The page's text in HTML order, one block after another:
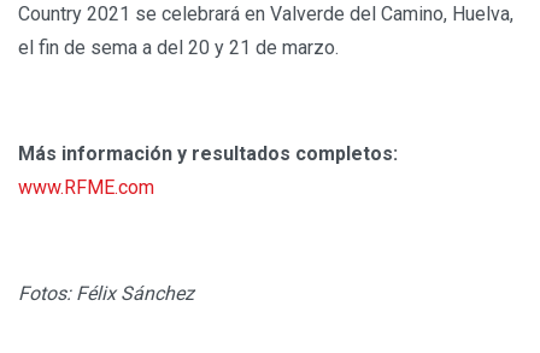
Country 2021 se celebrará en Valverde del Camino, Huelva,
el fin de sema a del 20 y 21 de marzo.
Más información y resultados completos:
www.RFME.com
Fotos: Félix Sánchez